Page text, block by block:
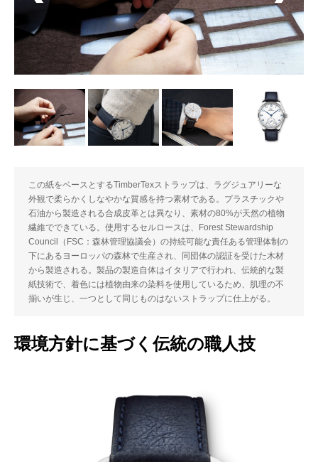
この紙をベースとするTimberTexストラップは、ラグジュアリーな
外観で柔らかくしなやかな質感を持つ素材である。プラスチックや
石油から製造される合成皮革とは異なり、素材の80%が天然の植物
繊維でできている。使用するセルロースは、Forest Stewardship
Council（FSC：森林管理協議会）の持続可能な責任ある管理体制の
下にあるヨーロッパの森林で生産され、同団体の認証を受けた木材
から製造される。製品の製造自体はイタリアで行われ、伝統的な製
紙技術で、着色には植物由来の染料を使用しているため、肌理の不
揃いが生じ、一つとして同じものはないストラップに仕上がる。
環境方針に基づく伝統の職人技